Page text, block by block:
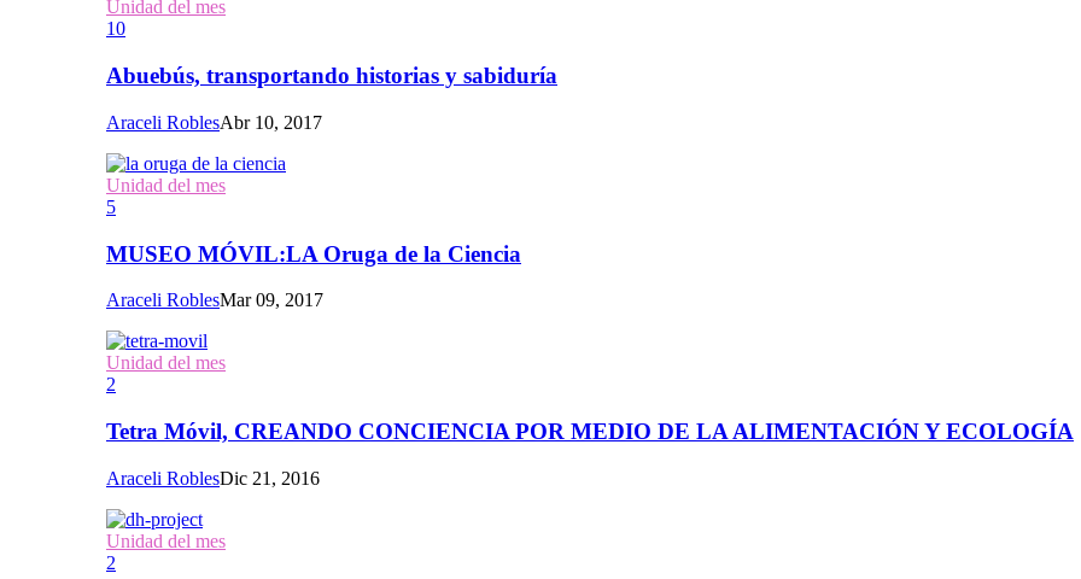
Unidad del mes
10
Abuebús, transportando historias y sabiduría
Araceli RoblesAbr 10, 2017
Unidad del mes
5
MUSEO MÓVIL:LA Oruga de la Ciencia
Araceli RoblesMar 09, 2017
Unidad del mes
2
Tetra Móvil, CREANDO CONCIENCIA POR MEDIO DE LA ALIMENTACIÓN Y ECOLOGÍA
Araceli RoblesDic 21, 2016
Unidad del mes
2